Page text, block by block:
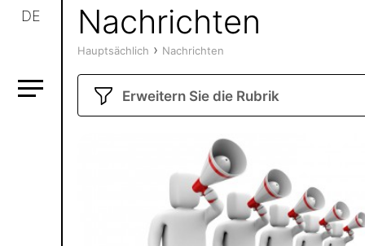
DE
Nachrichten
Hauptsächlich › Nachrichten
Erweitern Sie die Rubrik